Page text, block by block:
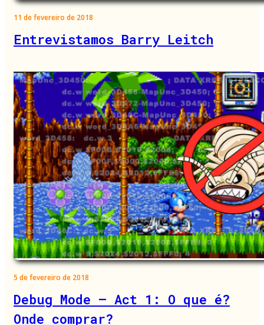
11 de fevereiro de 2018
Entrevistamos Barry Leitch
5 de fevereiro de 2018
Debug Mode – Act 1: O que é?
Onde comprar?